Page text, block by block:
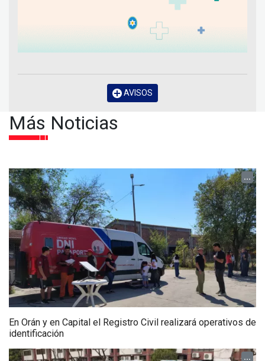
AVISOS
Más Noticias
...
En Orán y en Capital el Registro Civil realizará operativos de
identificación
...